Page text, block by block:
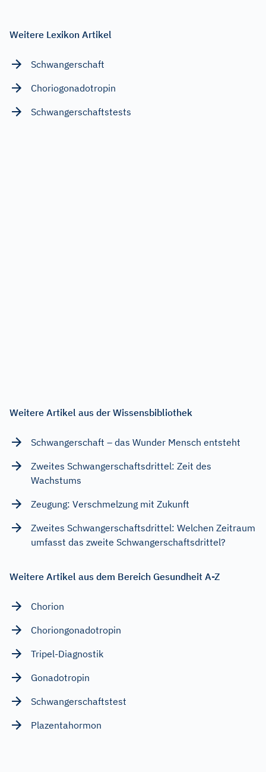
Weitere Lexikon Artikel
Schwangerschaft
Choriogonadotropin
Schwangerschaftstests
Weitere Artikel aus der Wissensbibliothek
Schwangerschaft – das Wunder Mensch entsteht
Zweites Schwangerschaftsdrittel: Zeit des
Wachstums
Zeugung: Verschmelzung mit Zukunft
Zweites Schwangerschaftsdrittel: Welchen Zeitraum
umfasst das zweite Schwangerschaftsdrittel?
Weitere Artikel aus dem Bereich Gesundheit A-Z
Chorion
Choriongonadotropin
Tripel-Diagnostik
Gonadotropin
Schwangerschaftstest
Plazentahormon